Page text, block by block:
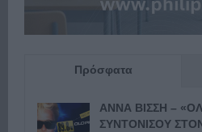
Πρόσφατα
ΑΝΝΑ ΒΙΣΣΗ –
ΣΥΝΤΟΝΙΣΟΥ